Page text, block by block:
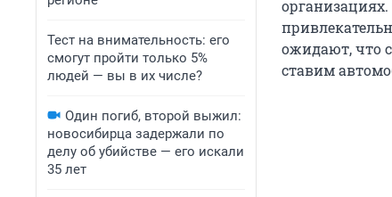
Тест на внимательность: его
смогут пройти только 5%
людей — вы в их числе?
Один погиб, второй выжил:
новосибирца задержали по
делу об убийстве — его искали
35 лет
ожидают, что
ставим